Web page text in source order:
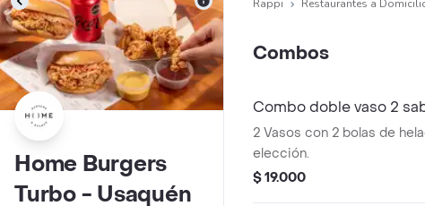
Home Burgers
Turbo - Usaquén
Rappi Restaurantes a
Combos
Combo doble vaso 2
2 Vasos con 2 bolas de
elección.
$ 19.000